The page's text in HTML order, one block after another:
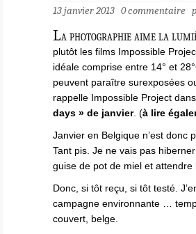
13 janvier 2013 0 commentaire
La photographie aime la
plutôt les films Impossible
idéale comprise entre 14° et
peuvent paraître surexposées
rappelle Impossible Project
days » de janvier. (à lire
Janvier en Belgique n’est donc
Tant pis. Je ne vais pas
guise de pot de miel et
Donc, si tôt reçu, si tôt testé.
campagne environnante …
couvert, belge.